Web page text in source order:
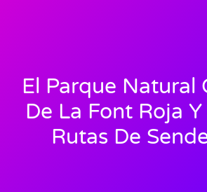
El Parque Natural
De La Font Roja Y
Rutas De